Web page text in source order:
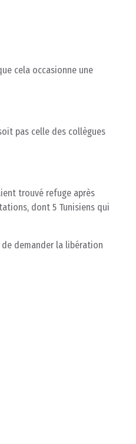
cela occasionne une
pas celle des collègues
trouvé refuge après
dont 5 Tunisiens qui
demander la libération